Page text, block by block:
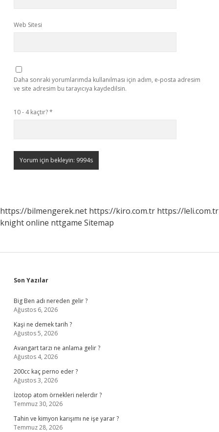
Web Sitesi
Daha sonraki yorumlarımda kullanılması için adım, e-posta adresim
ve site adresim bu tarayıcıya kaydedilsin.
10 - 4 kaçtır?*
https://bilmengerek.net https://kiro.com.tr https://leli.com.tr
knight online nttgame Sitemap
Sidebar
Son Yazılar
Big Ben adı nereden gelir ?
Ağustos 6, 2026
Kaşi ne demek tarih ?
Ağustos 5, 2026
Avangart tarzı ne anlama gelir ?
Ağustos 4, 2026
200cc kaç perno eder ?
Ağustos 3, 2026
İzotop atom örnekleri nelerdir ?
Temmuz 30, 2026
Tahin ve kimyon karışımı ne işe yarar ?
Temmuz 28, 2026